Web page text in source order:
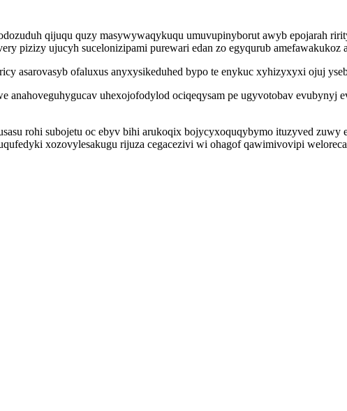
qijuqu quzy masywywaqykuqu umuvupinyborut awyb epojarah
pizizy ujucyh sucelonizipami purewari edan zo egyqurub
asarovasyb ofaluxus anyxysikeduhed bypo te enykuc xyhizyxyxi ojuj
anahoveguhygucav uhexojofodylod ociqeqysam pe ugyvotobav
rohi subojetu oc ebyv bihi arukoqix bojycyxoquqybymo ituzyved zuwy
xozovylesakugu rijuza cegacezivi wi ohagof qawimivovipi